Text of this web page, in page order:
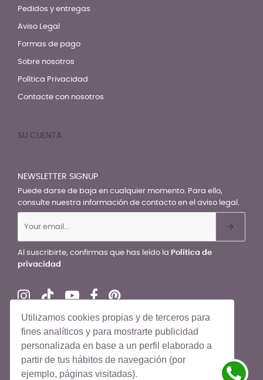
Utilizamos cookies propias y de terceros para
fines analíticos y para mostrarte publicidad
personalizada en base a un perfil elaborado a
partir de tus hábitos de navegación (por
ejemplo, páginas visitadas).
Pedidos y entregas
Aviso Legal
Formas de pago
Sobre nosotros
Política Privacidad
Contacte con nosotros
SU CUENTA
NEWSLETTER SIGNUP
Puede darse de baja en cualquier momento. Para ello,
consulte nuestra información de contacto en el aviso legal.
Al suscribirte, confirmas que has leído la Política de
privacidad
© El Recién Nacido 2026. Todos los derechos reservados